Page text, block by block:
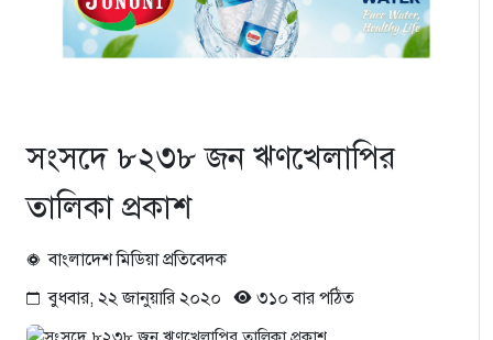
সংসদে ৮২৩৮ জন ঋণখেলাপির
তালিকা প্রকাশ
বাংলাদেশ মিডিয়া প্রতিবেদক
বুধবার, ২২ জানুয়ারি ২০২০
৩১০ বার পঠিত